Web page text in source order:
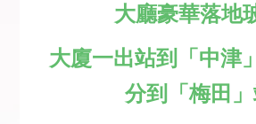
大廳豪華落地
大廈一出站到「中津
分到「梅田